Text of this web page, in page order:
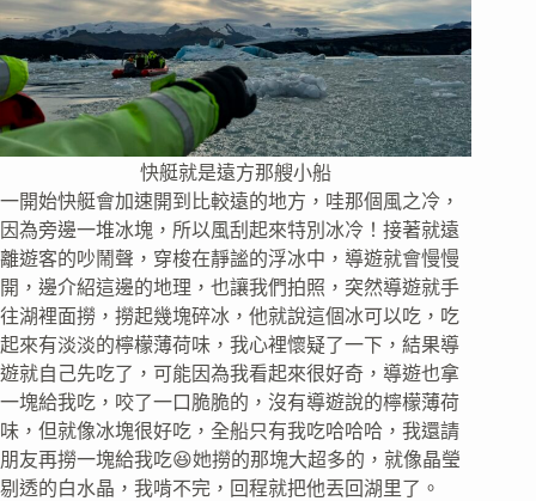
快艇就是遠方那艘小船
一開始快艇會加速開到比較遠的地方，哇那個風之冷，
因為旁邊一堆冰塊，所以風刮起來特別冰冷！接著就遠
離遊客的吵鬧聲，穿梭在靜謐的浮冰中，導遊就會慢慢
開，邊介紹這邊的地理，也讓我們拍照，突然導遊就手
往湖裡面撈，撈起幾塊碎冰，他就說這個冰可以吃，吃
起來有淡淡的檸檬薄荷味，我心裡懷疑了一下，結果導
遊就自己先吃了，可能因為我看起來很好奇，導遊也拿
一塊給我吃，咬了一口脆脆的，沒有導遊說的檸檬薄荷
味，但就像冰塊很好吃，全船只有我吃哈哈哈，我還請
朋友再撈一塊給我吃😆她撈的那塊大超多的，就像晶瑩
剔透的白水晶，我啃不完，回程就把他丟回湖里了。